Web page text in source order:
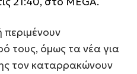
τους, όμως τα νέα για
τον καταρρακώνουν